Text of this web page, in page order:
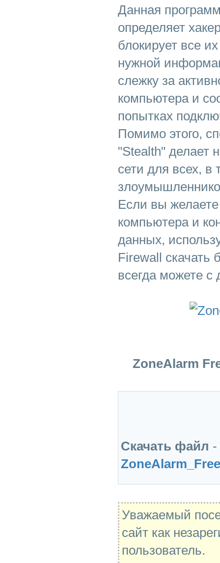
Данная
определяет
блокирует все
нужной
слежку за
компьютера и
попытках
Помимо этого,
"Stealth"
сети для всех, в
Если вы
компьютера и
данных,
Firewall скачать
всегда можете с
ZoneAlarm
Скачать файл -
Уважаемый
сайт как
пользователь.